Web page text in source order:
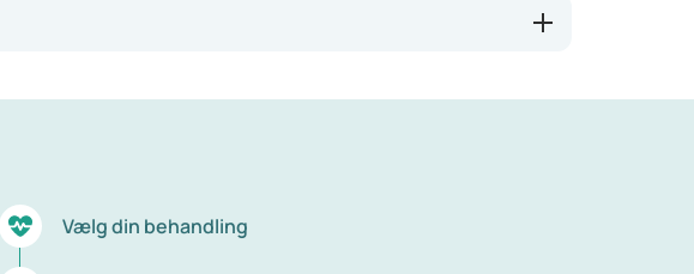
Vælg din behandling